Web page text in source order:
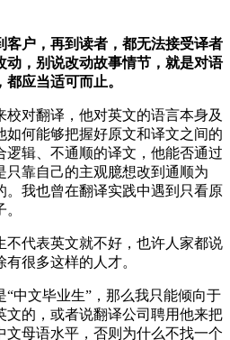
客户，再到读者，都无法接受译者
动，别说改动故事情节，就是对语
应当适可而止。
校对翻译，他对英文的语言本身及
如何能够把握好原文和译文之间的
逻辑、不通顺的译文，他能否通过
只靠自己的主观臆想改到通顺为
。我也曾在翻译实践中遇到只看原
不代表英文就不好，也许人家都说
很多这样的人才。
中文毕业生”，那么我只能倾向于
文的，或者说翻译公司聘用他来把
文母语水平，否则为什么不找一个